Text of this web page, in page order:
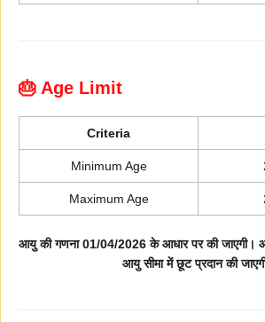
🎂 Age Limit
Criteria
Minimum Age
Maximum Age
आयु की गणना 01/04/2026 के आधार पर की जाएगी।
आयु सीमा में छूट प्रदान की